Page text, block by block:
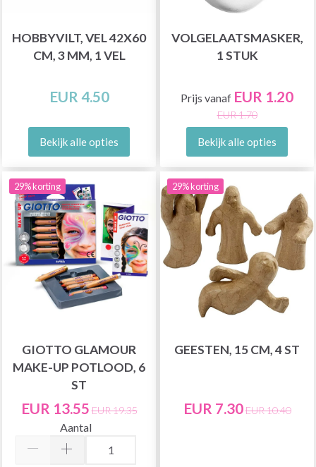
HOBBYVILT, VEL 42X60
CM, 3 MM, 1 VEL
EUR 4.50
Bekijk alle opties
VOLGELAATSMASKER,
1 STUK
Prijs vanaf EUR 1.20
EUR 1.70
Bekijk alle opties
29% korting
GIOTTO GLAMOUR
MAKE-UP POTLOOD, 6
ST
EUR 13.55 EUR 19.35
Aantal
29% korting
GEESTEN, 15 CM, 4 ST
EUR 7.30EUR 10.40